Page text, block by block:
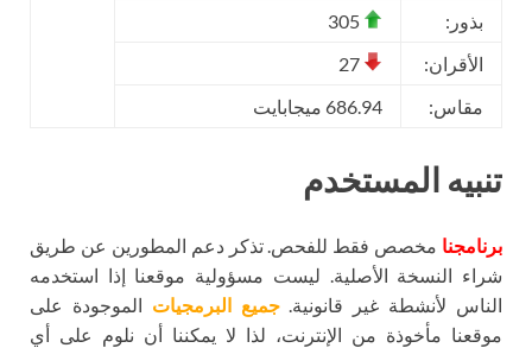
بذور:
الأقران:
مقاس:
686.94 ميجابايت
تنبيه المستخدم
برنامجنا مخصص فقط للفحص. تذكر دعم المطورين عن طريق
شراء النسخة الأصلية. ليست مسؤولية موقعنا إذا استخدمه
الناس لأنشطة غير قانونية.جميع البرمجيات الموجودة على
موقعنا مأخوذة من الإنترنت، لذا لا يمكننا أن نلوم على أي